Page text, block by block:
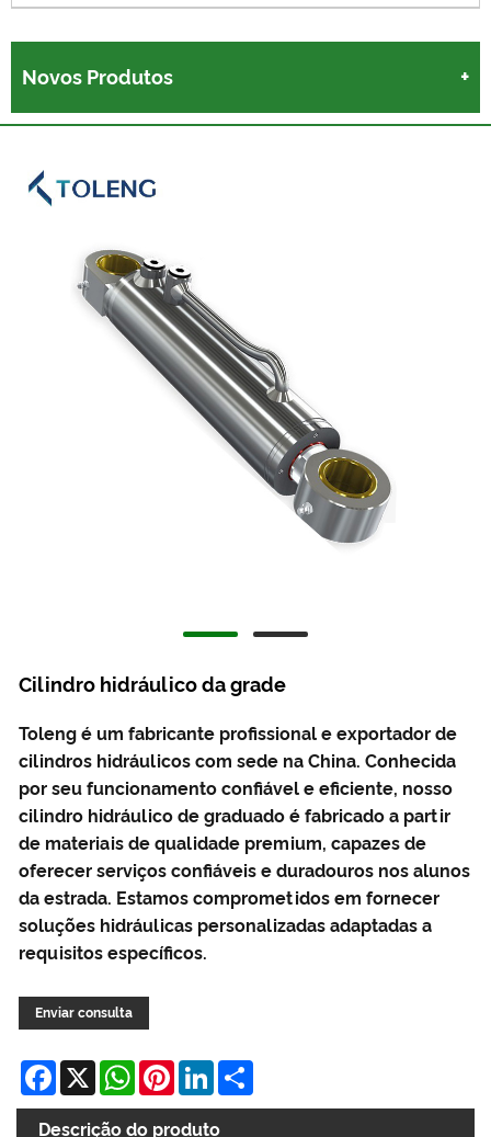
Novos Produtos
Cilindro hidráulico da grade
Toleng é um fabricante profissional e exportador de
cilindros hidráulicos com sede na China. Conhecida
por seu funcionamento confiável e eficiente, nosso
cilindro hidráulico de graduado é fabricado a partir
de materiais de qualidade premium, capazes de
oferecer serviços confiáveis ​​e duradouros nos alunos
da estrada. Estamos comprometidos em fornecer
soluções hidráulicas personalizadas adaptadas a
requisitos específicos.
Enviar consulta
Facebook
X WhatsApp
Pinterest
LinkedIn
Descrição do produto